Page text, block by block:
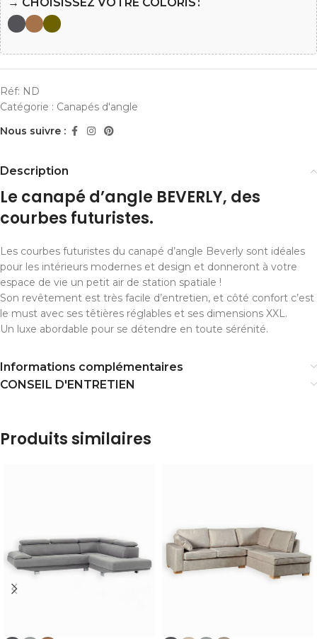
Réf: ND
Catégorie : Canapés d'angle
Nous suivre :
Description
Le canapé d’angle BEVERLY, des
courbes futuristes.
Les courbes futuristes du canapé d’angle Beverly sont idéales
pour les intérieurs modernes et design et donneront à votre
espace de vie un petit air de station spatiale !
Son revêtement est très facile d’entretien, et côté confort c’est
le must avec ses têtières réglables et ses dimensions XXL.
Un luxe abordable pour se détendre en toute sérénité.
Informations complémentaires
CONSEIL D'ENTRETIEN
Produits similaires